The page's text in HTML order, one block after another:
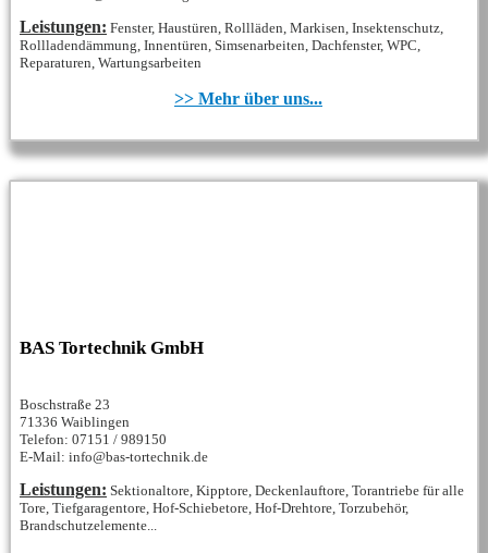
Leistungen: Fenster, Haustüren, Rollläden, Markisen, Insektenschutz,
Rollladendämmung, Innentüren, Simsenarbeiten, Dachfenster, WPC,
Reparaturen, Wartungsarbeiten
>> Mehr über uns...
BAS Tortechnik GmbH
Boschstraße 23
71336 Waiblingen
Telefon: 07151 / 989150
E-Mail: info@bas-tortechnik.de
Leistungen: Sektionaltore, Kipptore, Deckenlauftore, Torantriebe für alle
Tore, Tiefgaragentore, Hof-Schiebetore, Hof-Drehtore, Torzubehör,
Brandschutzelemente...